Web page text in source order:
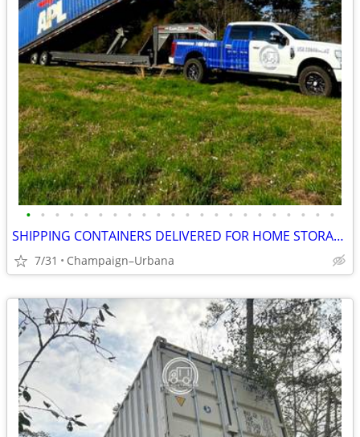
• • • • • • • • • • • • • • • • • • • • • •
SHIPPING CONTAINERS DELIVERED FOR HOME STORAGE 872-360-8481
7/31 Champaign–Urbana